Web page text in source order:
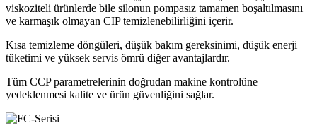
viskoziteli ürünlerde bile silonun pompasız tamamen boşaltılmasını
ve karmaşık olmayan CIP temizlenebilirliğini içerir.
Kısa temizleme döngüleri, düşük bakım gereksinimi, düşük enerji
tüketimi ve yüksek servis ömrü diğer avantajlardır.
Tüm CCP parametrelerinin doğrudan makine kontrolüne
yedeklenmesi kalite ve ürün güvenliğini sağlar.